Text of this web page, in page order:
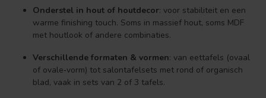
Onderstel in hout of houtdecor: voor stabiliteit en een
warme finishing touch. Soms in massief hout, soms MDF
met houtlook of andere combinaties.
Verschillende formaten & vormen: van eettafels (ovaal
of ovale‑vorm) tot salontafelsets met rond of organisch
blad, vaak in sets van 2 of 3 tafels.